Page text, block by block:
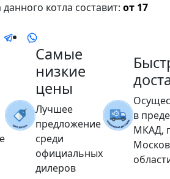
котла составит: от 17
Самые
низкие
цены
Лучшее
предложение
среди
официальных
дилеров
в
МКАД,